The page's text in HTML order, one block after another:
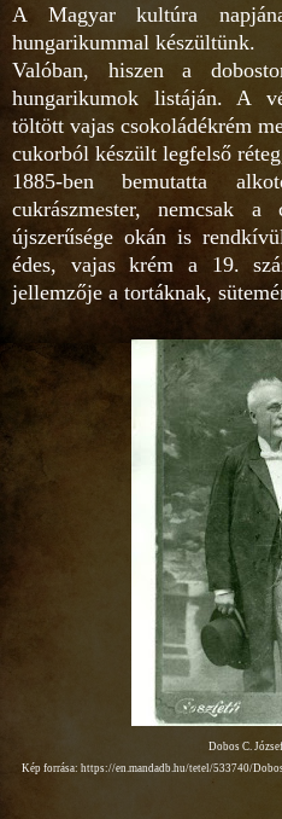
A Magyar kultúra
hungarikummal készültünk.
Valóban, hiszen a
hungarikumok listáján. A
töltött vajas csokoládékrém
cukorból készült legfelső
1885-ben bemutatta
cukrászmester, nemcsak
újszerűsége okán is
édes, vajas krém a 19.
jellemzője a tortáknak,
Dobos C.
Kép forrása: https://en.mandadb.hu/tetel/533740/